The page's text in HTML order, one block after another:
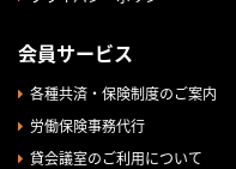
会員サービス
各種共済・保険制度のご案内
労働保険事務代行
貸会議室のご利用について